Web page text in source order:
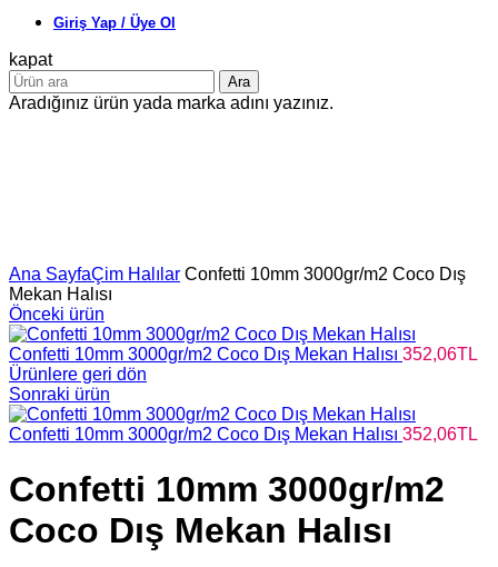
Giriş Yap / Üye Ol
kapat
Ara
Aradığınız ürün yada marka adını yazınız.
Ana SayfaÇim Halılar Confetti 10mm 3000gr/m2 Coco Dış
Mekan Halısı
Önceki ürün
Confetti 10mm 3000gr/m2 Coco Dış Mekan Halısı 352,06TL
Ürünlere geri dön
Sonraki ürün
Confetti 10mm 3000gr/m2 Coco Dış Mekan Halısı 352,06TL
Confetti 10mm 3000gr/m2
Coco Dış Mekan Halısı